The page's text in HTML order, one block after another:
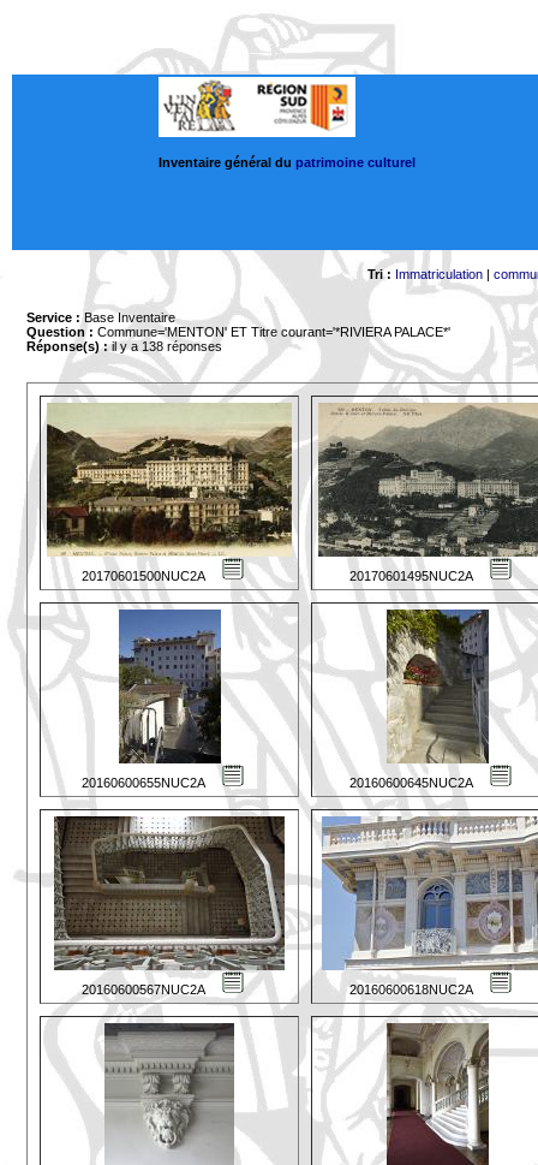
Inventaire général du patrimoine culturel
Tri : Immatriculation |
Service : Base Inventaire
Question : Commune='MENTON' ET Titre courant='*RIVIERA PALACE*'
Réponse(s) :il y a 138 réponses
20170601500NUC2A 20170601495NUC2A
20160600655NUC2A 20160600645NUC2A
20160600567NUC2A 20160600618NUC2A